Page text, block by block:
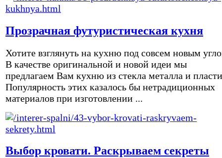
Прозрачная футуристическая кухня
Хотите взглянуть на кухню под совсем новым
В качестве оригинальной и новой идеи мы
предлагаем Вам кухню из стекла металла и
Популярность этих казалось бы нетрадиционных
материалов при изготовлении ...
Выбор кровати. Раскрываем секреты